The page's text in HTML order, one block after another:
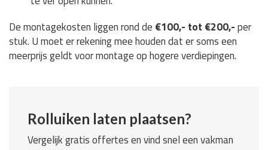
De montagekosten liggen rond de €100,- tot €200,-per
stuk. U moet er rekening mee houden dat er soms een
meerprijs geldt voor montage op hogere verdiepingen.
Rolluiken laten plaatsen?
Vergelijk gratis offertes en vind snel een vakman